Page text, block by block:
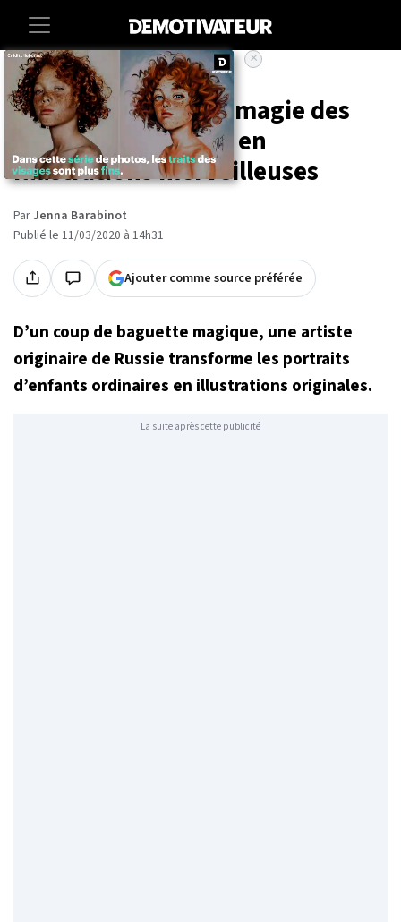
Accueil Societe Art-photographie
Elle reproduit avec magie des
portraits d'enfants en
illustrations merveilleuses
ParJenna Barabinot
Publié le 11/03/2020 à 14h31
Ajouter comme source préférée
×
D’un coup de baguette magique, une artiste
originaire de Russie transforme les portraits
d’enfants ordinaires en illustrations originales.
La suite après cette publicité